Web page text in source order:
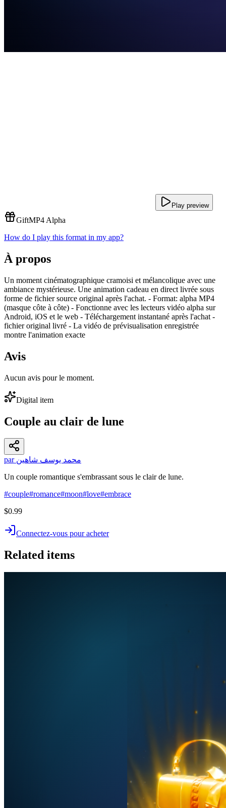
Play preview
GiftMP4 Alpha
How do I play this format in my app?
À propos
Un moment cinématographique cramoisi et mélancolique avec une
ambiance mystérieuse. Une animation cadeau en direct livrée sous
forme de fichier source original après l'achat. - Format: alpha MP4
(masque côte à côte) - Fonctionne avec les lecteurs vidéo alpha sur
Android, iOS et le web - Téléchargement instantané après l'achat -
fichier original livré - La vidéo de prévisualisation enregistrée
montre l'animation exacte
Avis
Aucun avis pour le moment.
Digital item
Couple au clair de lune
par محمد يوسف شاهين
Un couple romantique s'embrassant sous le clair de lune.
#couple#romance#moon#love#embrace
$0.99
Connectez-vous pour acheter
Related items